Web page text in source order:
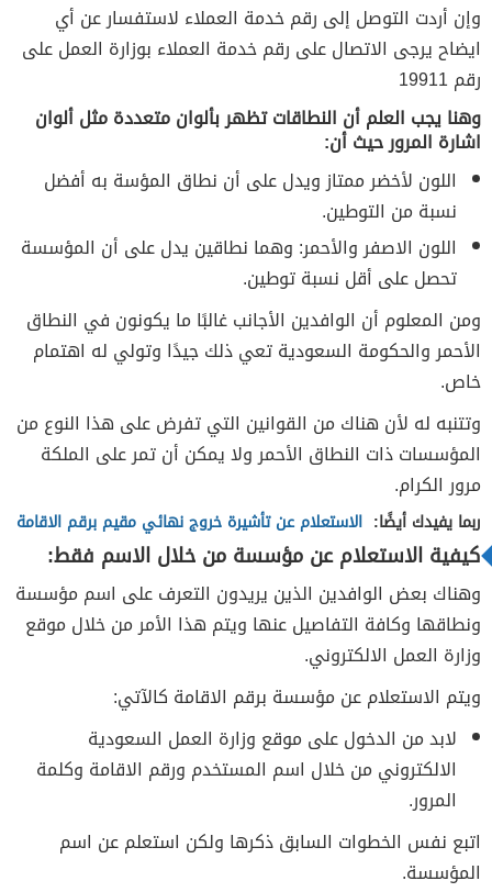
وإن أردت التوصل إلى رقم خدمة العملاء لاستفسار عن أي
ايضاح يرجى الاتصال على رقم خدمة العملاء بوزارة العمل على
رقم 19911
وهنا يجب العلم أن النطاقات تظهر بألوان متعددة مثل ألوان
اشارة المرور حيث أن:
اللون لأخضر ممتاز ويدل على أن نطاق المؤسة به أفضل
نسبة من التوطين.
اللون الاصفر والأحمر: وهما نطاقين يدل على أن المؤسسة
تحصل على أقل نسبة توطين.
ومن المعلوم أن الوافدين الأجانب غالبًا ما يكونون في النطاق
الأحمر والحكومة السعودية تعي ذلك جيدًا وتولي له اهتمام
خاص.
وتتنبه له لأن هناك من القوانين التي تفرض على هذا النوع من
المؤسسات ذات النطاق الأحمر ولا يمكن أن تمر على الملكة
مرور الكرام.
ربما يفيدك أيضًا: الاستعلام عن تأشيرة خروج نهائي مقيم برقم الاقامة
كيفية الاستعلام عن مؤسسة من خلال الاسم فقط:
وهناك بعض الوافدين الذين يريدون التعرف على اسم مؤسسة
ونطاقها وكافة التفاصيل عنها ويتم هذا الأمر من خلال موقع
وزارة العمل الالكتروني.
ويتم الاستعلام عن مؤسسة برقم الاقامة كالآتي:
لابد من الدخول على موقع وزارة العمل السعودية
الالكتروني من خلال اسم المستخدم ورقم الاقامة وكلمة
المرور.
اتبع نفس الخطوات السابق ذكرها ولكن استعلم عن اسم
المؤسسة.